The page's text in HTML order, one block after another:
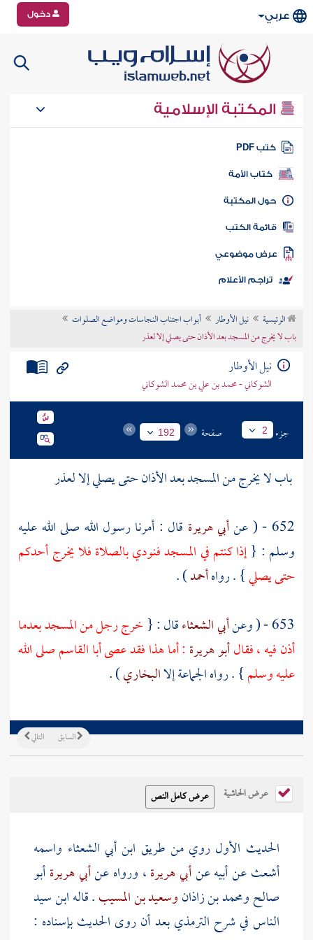
عربي دخول
المكتبة الإسلامية
كتب PDF
كتاب الأمة
المكتبة
الكتب
موضوعي
تراجم الأعلام
الرئيسية نيل الأوطار
أبواب اجتناب النجاسات ومواضع الصلوات
باب لا يخرج من المسجد بعد الأذان حتى يصلي إلا لعذر
نيل الأوطار
الشوكاني - محمد بن علي بن محمد الشوكاني
جزء 2 صفحة 192
باب لا يخرج من المسجد بعد الأذان حتى يصلي إلا لعذر
652 - ( عن
أبي هريرة قال : أمرنا رسول الله صلى الله عليه
وسلم : {إذا كنتم في المسجد فنودي بالصلاة فلا يخرج أحدكم
حتى يصلي} . رواهأحمد) .
653 - ( وعن
أبي الشعثاءقال : { خرج رجل من المسجد بعدما
أذن فيه ، فقالأبو هريرة : أما هذا فقد عصىأبا القاسمصلى الله
عليه وسلم} . رواه الجماعة إلاالبخاري) .
التالي السابق
عرض الحاشية
الحديث الأول روي من طريق ابن أبي الشعثاء واسمه
أشعثعن أبيه عنأبي هريرة، ورواه عنأبي هريرةأبو
صالحومحمد بن زاذانوسعيد بن المسيب. قالهابن سيد
الناسفي شرح الترمذيبعد أن روى الحديث بإسناده :